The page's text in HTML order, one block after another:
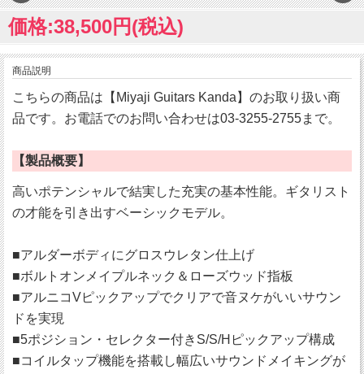
価格:38,500円(税込)
商品説明
こちらの商品は【Miyaji Guitars Kanda】のお取り扱い商
品です。お電話でのお問い合わせは03-3255-2755まで。
【製品概要】
高いポテンシャルで結実した充実の基本性能。ギタリスト
の才能を引き出すベーシックモデル。
■アルダーボディにグロスウレタン仕上げ
■ボルトオンメイプルネック＆ローズウッド指板
■アルニコVピックアップでクリアで音ヌケがいいサウン
ドを実現
■5ポジション・セレクター付きS/S/Hピックアップ構成
■コイルタップ機能を搭載し幅広いサウンドメイキングが